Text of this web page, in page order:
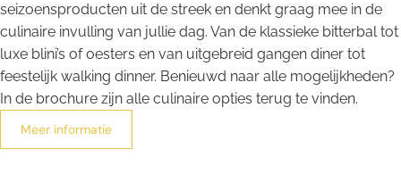
seizoensproducten uit de streek en denkt graag mee in de
culinaire invulling van jullie dag. Van de klassieke bitterbal tot
luxe blini’s of oesters en van uitgebreid gangen diner tot
feestelijk walking dinner. Benieuwd naar alle mogelijkheden?
In de brochure zijn alle culinaire opties terug te vinden.
Meer informatie